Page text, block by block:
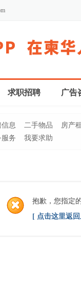
求职招聘 广告
息 二手物品
房产
务 我要求助
抱歉，您指定
[ 点击这里返